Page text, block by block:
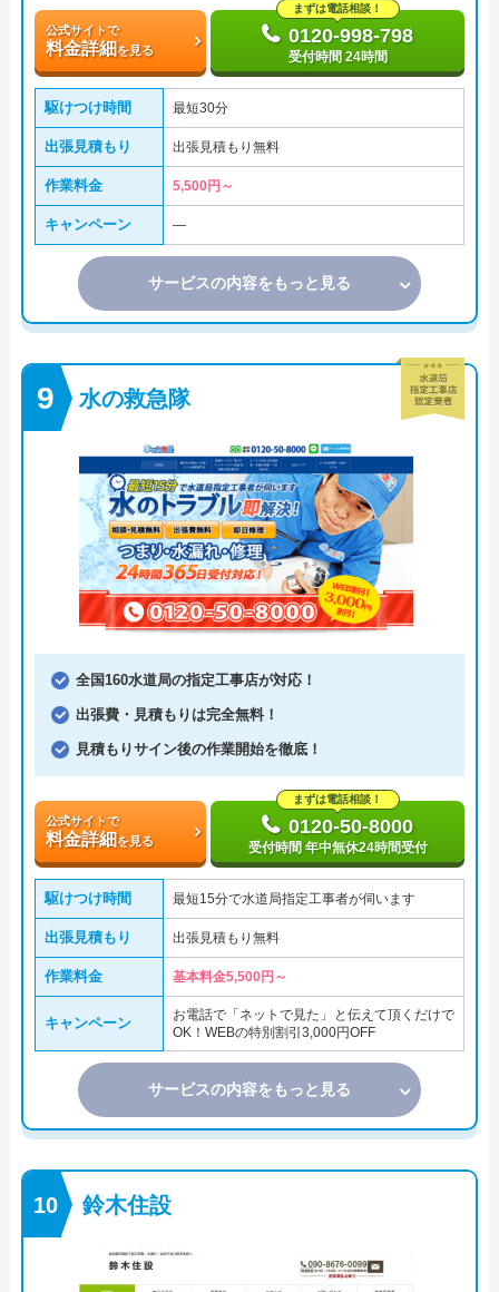
公式サイトで
料金詳細を見る
まずは電話相談！
0120-998-798
受付時間 24時間
駆けつけ時間 最短30分
出張見積もり 出張見積もり無料
作業料金 5,500円～
キャンペーン ―
サービスの内容をもっと見る
水の救急隊
全国160水道局の指定工事店が対応！
出張費・見積もりは完全無料！
見積もりサイン後の作業開始を徹底！
公式サイトで
料金詳細を見る
まずは電話相談！
0120-50-8000
受付時間 年中無休24時間受付
駆けつけ時間 最短15分で水道局指定工事者が伺います
出張見積もり 出張見積もり無料
作業料金 基本料金5,500円～
キャンペーン
お電話で「ネットで見た」と伝えて頂くだけで
OK！WEBの特別割引3,000円OFF
サービスの内容をもっと見る
鈴木住設